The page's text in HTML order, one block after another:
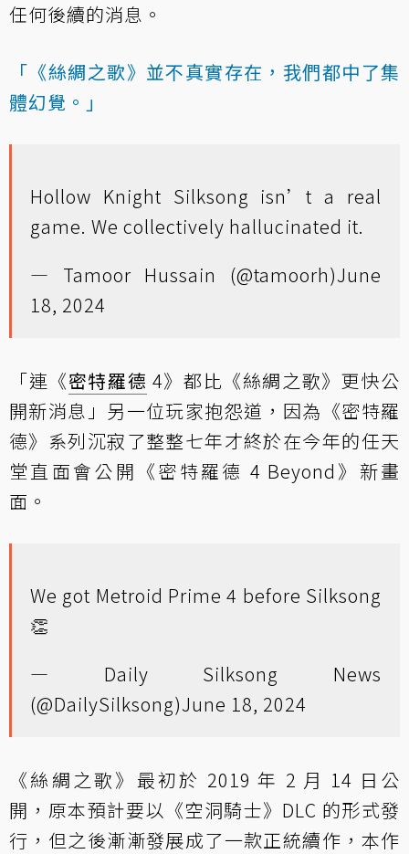
任何後續的消息。
「《絲綢之歌》並不真實存在，我們都中了集
體幻覺。」
Hollow Knight Silksong isn’t a real
game. We collectively hallucinated it.
— Tamoor Hussain (@tamoorh)June
18, 2024
「連《密特羅德 4》都比《絲綢之歌》更快公
開新消息」另一位玩家抱怨道，因為《密特羅
德》系列沉寂了整整七年才終於在今年的任天
堂直面會公開《密特羅德 4 Beyond》新畫
面。
We got Metroid Prime 4 before Silksong
👏
— Daily Silksong News
(@DailySilksong)June 18, 2024
《絲綢之歌》最初於 2019 年 2 月 14 日公
開，原本預計要以《空洞騎士》DLC 的形式發
行，但之後漸漸發展成了一款正統續作，本作